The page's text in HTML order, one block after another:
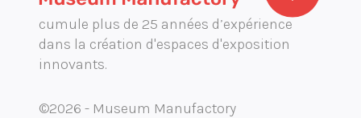
cumule plus de 25 années d’expérience
dans la création d'espaces d'exposition
innovants.
©2026 - Museum Manufactory